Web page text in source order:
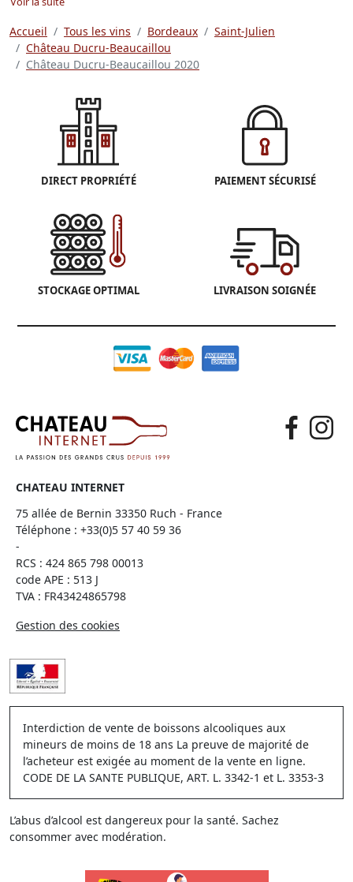
Accueil Tous les vins Bordeaux
Saint-Julien
Château Ducru-Beaucaillou
Château Ducru-Beaucaillou 2020
DIRECT PROPRIÉTÉ PAIEMENT SÉCURISÉ
STOCKAGE OPTIMAL LIVRAISON SOIGNÉE
CHATEAU INTERNET
75 allée de Bernin 33350 Ruch - France
Téléphone : +33(0)5 57 40 59 36
-
RCS : 424 865 798 00013
code APE : 513 J
TVA : FR43424865798
Gestion des cookies
Interdiction de vente de boissons alcooliques aux
mineurs de moins de 18 ans La preuve de majorité de
l’acheteur est exigée au moment de la vente en ligne.
CODE DE LA SANTE PUBLIQUE, ART. L. 3342-1 et L. 3353-3
L’abus d’alcool est dangereux pour la santé. Sachez
consommer avec modération.